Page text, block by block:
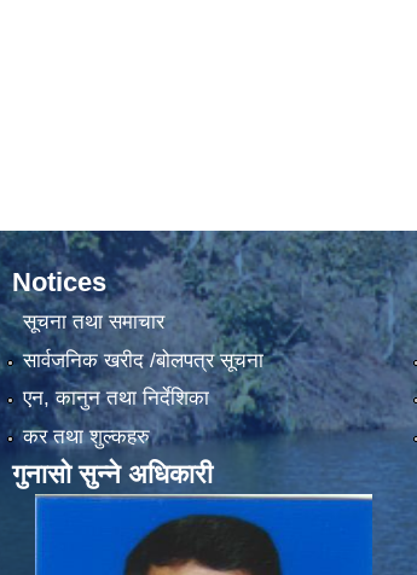
Notices
सूचना तथा समाचार
सार्वजनिक खरीद /बोलपत्र सूचना
एन, कानुन तथा निर्देशिका
कर तथा शुल्कहरु
गुनासो सुन्ने अधिकारी